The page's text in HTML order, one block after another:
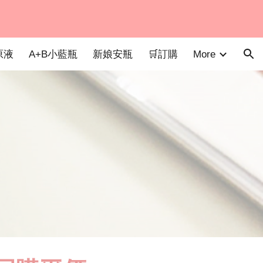
液 A+B小藍瓶 新娘安瓶 🛒訂購 More